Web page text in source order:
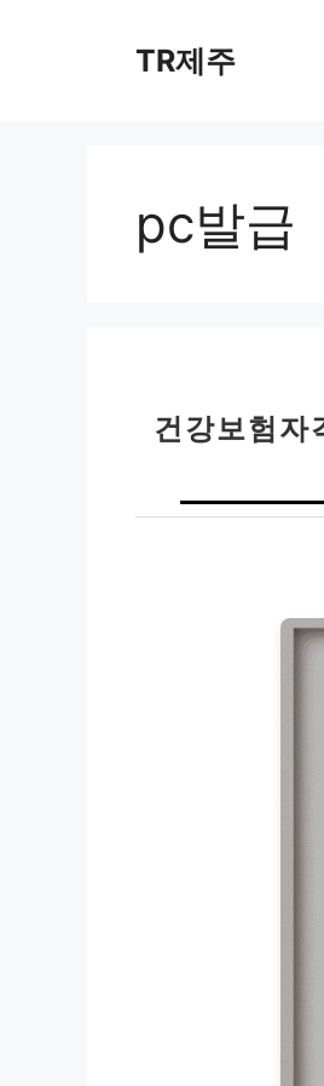
TR제주
pc발급
건강보험자